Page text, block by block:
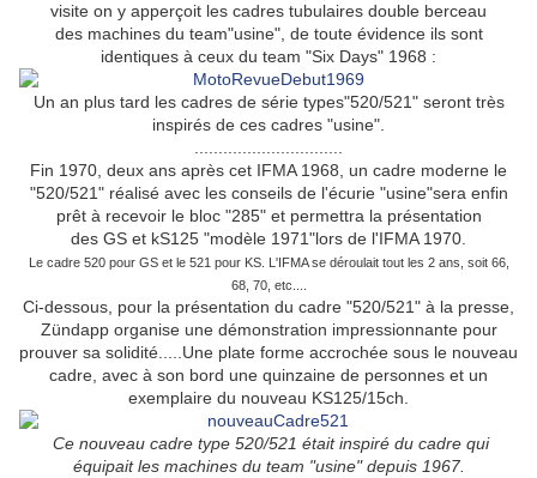
visite on y apperçoit les cadres tubulaires double berceau
desmachines du team"usine", de toute évidence ils sont
identiques à ceux du team "Six Days" 1968 :
Un an plus tard les cadres de série types"520/521" seront très
inspirés de ces cadres "usine".
Fin 1970, deux ans après cet IFMA 1968, un cadre moderne le
"520/521" réalisé avec les conseils de l'écurie "usine"sera enfin
prêt à recevoir le bloc "285" et permettra la présentation
des GS et kS125 "modèle 1971"lors de l'IFMA 1970.
Le cadre 520 pour GS et le 521 pour KS. L'IFMA se déroulait tout les 2 ans, soit 66,
68, 70, etc....
Ci-dessous, pour la présentation du cadre "520/521" à la presse,
Zündapp organise une démonstration impressionnante pour
prouver sa solidité.....Une plate forme accrochée sous le nouveau
cadre, avec à son bord une quinzaine de personnes et un
exemplaire du nouveau KS125/15ch.
Ce nouveau cadre type 520/521 était inspiré du cadre qui
équipait les machines du team "usine" depuis 1967.